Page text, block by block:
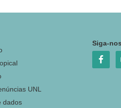
UNL
dados
Siga-nos